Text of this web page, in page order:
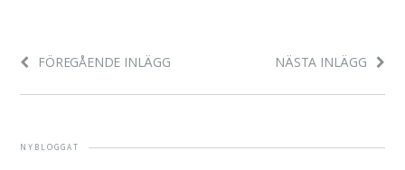
FÖREGÅENDE INLÄGG NÄSTA INLÄGG
NYBLOGGAT